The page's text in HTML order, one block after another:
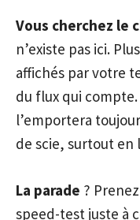
Vous cherchez le
n’existe pas ici.
affichés par votre
du flux qui
l’emportera
de scie, surtout en
La parade ?
speed-test juste à